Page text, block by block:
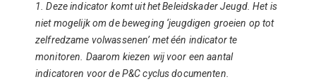
1. Deze indicator komt uit het Beleidskader Jeugd. Het is
niet mogelijk om de beweging ‘jeugdigen groeien op tot
zelfredzame volwassenen’ met één indicator te
monitoren. Daarom kiezen wij voor een aantal
indicatoren voor de P&C cyclus documenten.